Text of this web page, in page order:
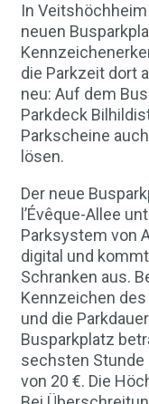
In
neuen
die Parkzeit dort
neu: Auf dem
Parkdeck
Parkscheine
lösen.
Der neue
l’Évêque-Allee
Parksystem von
digital und
Schranken aus.
Kennzeichen
und die
Busparkplatz
sechsten
von 20 €. Die